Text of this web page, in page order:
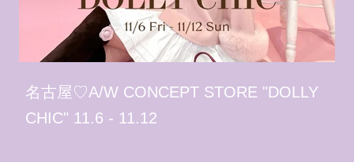
名古屋♡A/W CONCEPT STORE "DOLLY
CHIC" 11.6 - 11.12